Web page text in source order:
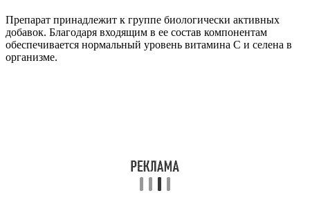
Препарат принадлежит к группе биологически активных
добавок. Благодаря входящим в ее состав компонентам
обеспечивается нормальный уровень витамина C и селена в
организме.